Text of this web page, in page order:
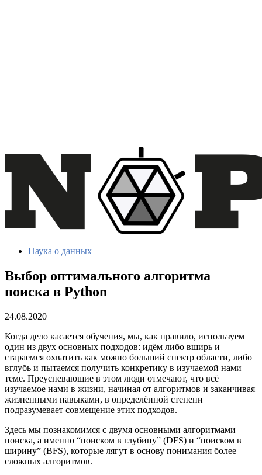
Наука о данных
Выбор оптимального алгоритма
поиска в Python
24.08.2020
Когда дело касается обучения, мы, как правило, используем
один из двух основных подходов: идём либо вширь и
стараемся охватить как можно больший спектр области, либо
вглубь и пытаемся получить конкретику в изучаемой нами
теме. Преуспевающие в этом люди отмечают, что всё
изучаемое нами в жизни, начиная от алгоритмов и заканчивая
жизненными навыками, в определённой степени
подразумевает совмещение этих подходов.
Здесь мы познакомимся с двумя основными алгоритмами
поиска, а именно “поиском в глубину” (DFS) и “поиском в
ширину” (BFS), которые лягут в основу понимания более
сложных алгоритмов.